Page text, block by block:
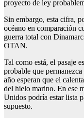
proyecto de ley
Sin embargo, esta cifra,
océano en comparación
guerra total con
OTAN.
Tal como está, el pasaje
probable que
año esperan que el
del hielo marino. En ese
Unidos podría estar lista
supuesto.